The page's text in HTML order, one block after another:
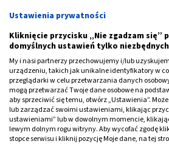
skuteczność izawodność tej
Zapiski dotyczące cyklu
prowadzone skrupulatnie i
kobieta ma szanse na
swojego cyklu. Stosowanie
zresztą dopiero po kilku
dokładnych notatek.
Metoda zupełnie nie sprawdzi
Ustawienia prywatności
Kliknięcie przycisku „Nie zgadzam się”
domyślnych ustawień tylko
My i nasi partnerzy przechowujemy i/lub
urządzeniu, takich jak unikalne identyfikatory w
przeglądarki w celu przetwarzania danych
mogą przetwarzać Twoje dane osobowe na
aby sprzeciwić się temu, otwórz „Ustawienia”.
lub zarządzać swoimi ustawieniami, klikając
ustawieniami” lub w dowolnym momencie,
lewym dolnym rogu witryny. Aby wycofać zgodę
stopce serwisu i kliknij pozycję Moje dane, na tej